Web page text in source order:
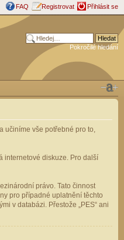
FAQ Registrovat Přihlásit se
Pokročilé hledání
učiníme vše potřebné pro to,
internetové diskuze. Pro další
právo. Tato činnost
pro případné uplatnění těchto
v databázi. Přestože „PES“ ani